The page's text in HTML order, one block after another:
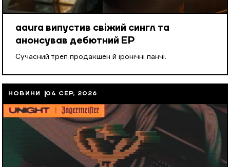
aaura випустив свіжий сингл та
анонсував дебютний EP
Cучасний треп продакшен й іронічні панчі.
НОВИНИ 04 СЕР, 2026